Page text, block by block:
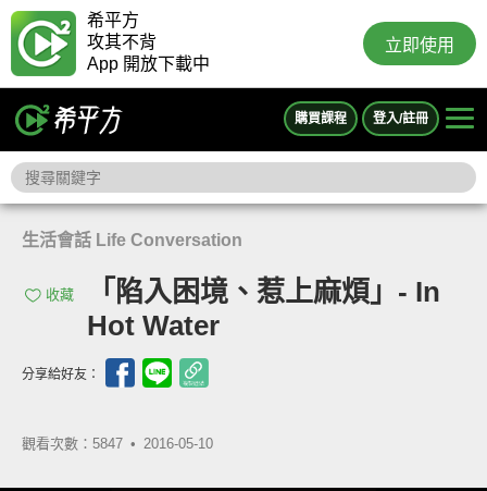
希平方
攻其不背
App 開放下載中
立即使用
購買課程 登入/註冊
生活會話 Life Conversation
收藏
「陷入困境、惹上麻煩」- In
Hot Water
分享給好友：
觀看次數：5847 • 2016-05-10